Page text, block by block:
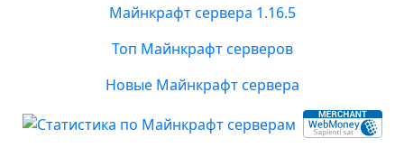
Майнкрафт сервера 1.16.5
Топ Майнкрафт серверов
Новые Майнкрафт сервера